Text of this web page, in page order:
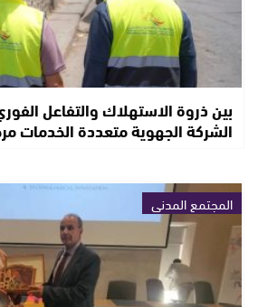
بين ذروة الاستهلاك والتفاعل
الشركة الجهوية متعددة الخدمات
المجتمع المدني